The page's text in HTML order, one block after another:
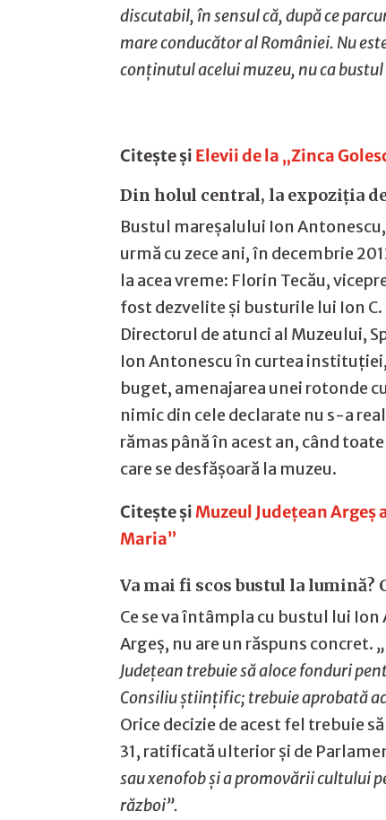
discutabil, în sensul că, după ce
mare conducător al României. Nu
conținutul acelui muzeu, nu ca
Citește și Elevii de la „Zinca
Din holul central, la expoziția
Bustul mareșalului Ion
urmă cu zece ani, în decembrie
la acea vreme: Florin Tecău,
fost dezvelite şi busturile lui Ion
Directorul de atunci al Muzeului,
Ion Antonescu în curtea
buget, amenajarea unei rotonde
nimic din cele declarate nu s-a
rămas până în acest an, când
care se desfășoară la muzeu.
Citește șiMuzeul Județean
Maria”
Va mai fi scos bustul la lumină?
Ce se va întâmpla cu bustul lui
Argeș, nu are un răspuns concret.
Județean trebuie să aloce fonduri
Consiliu științific; trebuie aprobată
Orice decizie de acest fel trebuie
31, ratificată ulterior și de
sau xenofob și a promovării cultului
război”.